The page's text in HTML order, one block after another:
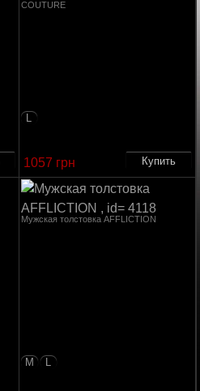
COUTURE
L
1057 грн
Мужская толстовка AFFLICTION
M L